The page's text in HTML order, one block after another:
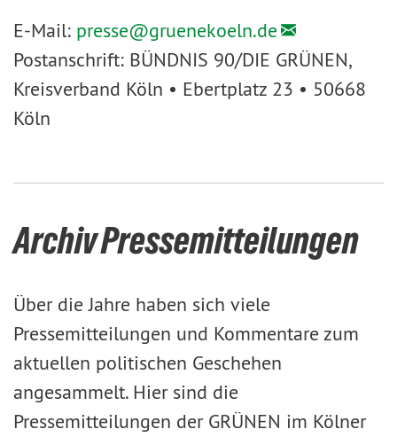
E-Mail: presse@gruenekoeln.de
Postanschrift: BÜNDNIS 90/DIE GRÜNEN,
Kreisverband Köln • Ebertplatz 23 • 50668
Köln
Archiv Pressemitteilungen
Über die Jahre haben sich viele
Pressemitteilungen und Kommentare zum
aktuellen politischen Geschehen
angesammelt. Hier sind die
Pressemitteilungen der GRÜNEN im Kölner